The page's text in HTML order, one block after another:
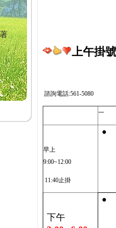
上午掛
諮詢電話:561-5080
一
早上
9:00~12:00
11:40止掛
●
下午
●